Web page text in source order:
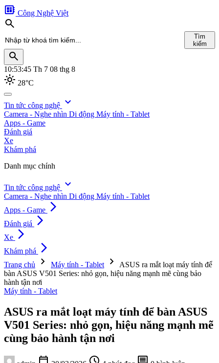
developer_board Công Nghệ Việt
search
Tìm
kiếm
search
10:53:46 Th 7 08 thg 8
light_mode 28°C
search
Tin tức công nghệ expand_more
Camera - Nghe nhìn Di động Máy tính - Tablet
Apps - Game
Đánh giá
Xe
Khám phá
Danh mục chính
Tin tức công nghệ expand_more
Camera - Nghe nhìn Di động Máy tính - Tablet
Apps - Game arrow_forward_ios
Đánh giá arrow_forward_ios
Xe arrow_forward_ios
Khám phá arrow_forward_ios
Trang chủ chevron_right Máy tính - Tablet chevron_right
ASUS ra mắt loạt máy tính để
bàn ASUS V501 Series: nhỏ gọn, hiệu năng mạnh mẽ cùng bảo
hành tận nơi
Máy tính - Tablet
ASUS ra mắt loạt máy tính để bàn ASUS
V501 Series: nhỏ gọn, hiệu năng mạnh mẽ
cùng bảo hành tận nơi